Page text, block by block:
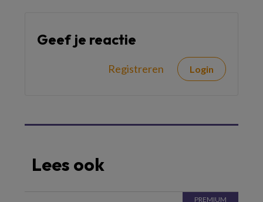
Geef je reactie
Registreren Login
Lees ook